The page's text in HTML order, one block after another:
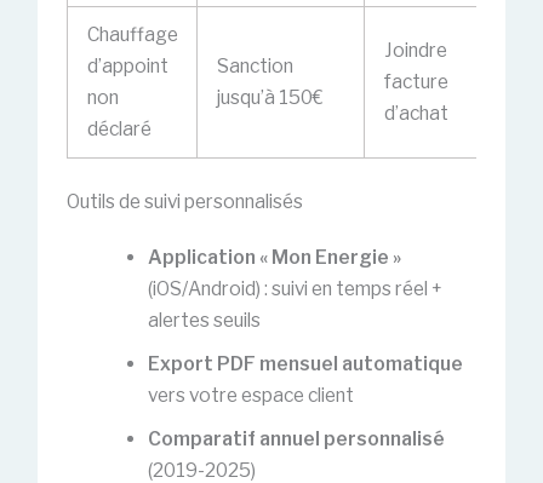
Chauffage
d’appoint
non
déclaré
Sanction
jusqu’à 150€
Joindre
facture
d’achat
Outils de suivi personnalisés
Application « Mon Energie »
(iOS/Android) : suivi en temps réel +
alertes seuils
Export PDF mensuel automatique
vers votre espace client
Comparatif annuel personnalisé
(2019-2025)